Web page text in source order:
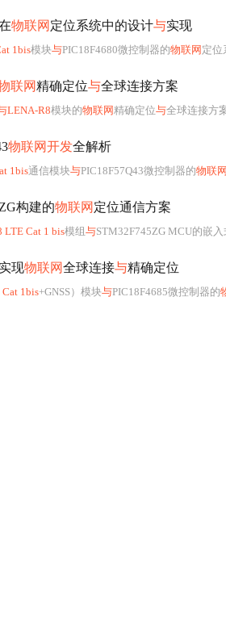
物联网 定位系统中的设计与实现
1bis模块与PIC18F4680微控制器的物联网 定位
联网精确定位与全球连接方案
LENA-R8模块的物联网精确定位与全球连接方案。
物联网开发全解析
1bis通信模块与PIC18F57Q43微控制器的物联
构建的物联网 定位通信方案
LTE Cat 1 bis模组与STM32F745ZG MCU的嵌入
现物联网全球连接与精确定位
Cat 1bis+GNSS）模块与PIC18F4685微控制器的